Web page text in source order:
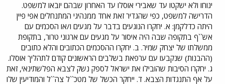
ינוחו ולא ישקטו עד שאבירי אוסלו עד האחרון שבהם יובאו למשפט.
הדרישה למשפט, כפי שהגדיר זאת אחד ממנהיגי המתנחלים אפי פיין
היתה כדלקמן: א. יחקרו הנוגעים בדבר על מגעים ו/או הסכמים עם
אש``ף בתקופה שבה היה איסור על מגעים עם ארגוני טרור, בתקופת
ממשלתו של יצחק שמיר. ב. יחקרו ההסכמים הכתובים והלא כתובים
(ההבנות) שנקבעו עם ערפאת בשלבים הראשונים קודם לתהליך אוסלו.
ג. יחקרו הסיבות שהובילו את ישראל לספק נשק לצבא הפלשתינאי, זאת
על אף התנגדות הצבא. ד. ייחקר הכשל של מטכ``ל צה``ל והמודיעין שלו